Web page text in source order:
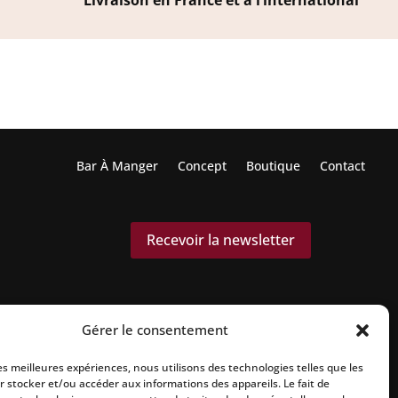
Gérer le consentement
meilleures expériences, nous utilisons des technologies telles que les
stocker et/ou accéder aux informations des appareils. Le fait de
Bar À Manger Concept Boutique Contact
Recevoir la newsletter